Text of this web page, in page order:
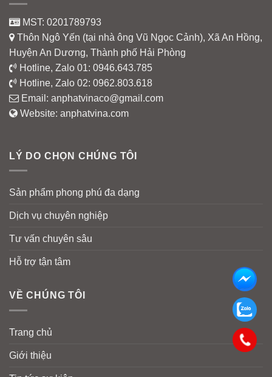
MST: 0201789793
Thôn Ngô Yến (tại nhà ông Vũ Ngọc Cảnh), Xã An Hồng,
Huyện An Dương, Thành phố Hải Phòng
Hotline, Zalo 01: 0946.643.785
Hotline, Zalo 02: 0962.803.618
Email: anphatvinaco@gmail.com
Website: anphatvina.com
LÝ DO CHỌN CHÚNG TÔI
Sản phẩm phong phú đa dạng
Dịch vụ chuyên nghiệp
Tư vấn chuyên sâu
Hỗ trợ tận tâm
VỀ CHÚNG TÔI
Trang chủ
Giới thiệu